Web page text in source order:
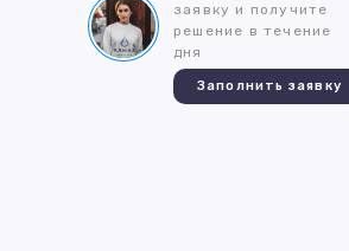
заявку и получите
решение в течение
дня
Заполнить заявку